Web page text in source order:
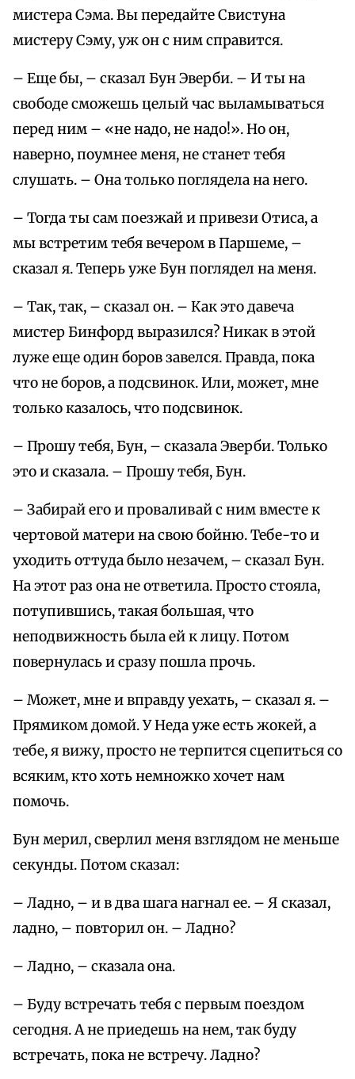
мистера Сэма. Вы передайте Свистуна
мистеру Сэму, уж он с ним справится.
– Еще бы, – сказал Бун Эверби. – И ты на
свободе сможешь целый час выламываться
перед ним – «не надо, не надо!». Но он,
наверно, поумнее меня, не станет тебя
слушать. – Она только поглядела на него.
– Тогда ты сам поезжай и привези Отиса, а
мы встретим тебя вечером в Паршеме, –
сказал я. Теперь уже Бун поглядел на меня.
– Так, так, – сказал он. – Как это давеча
мистер Бинфорд выразился? Никак в этой
луже еще один боров завелся. Правда, пока
что не боров, а подсвинок. Или, может, мне
только казалось, что подсвинок.
– Прошу тебя, Бун, – сказала Эверби. Только
это и сказала. – Прошу тебя, Бун.
– Забирай его и проваливай с ним вместе к
чертовой матери на свою бойню. Тебе-то и
уходить оттуда было незачем, – сказал Бун.
На этот раз она не ответила. Просто стояла,
потупившись, такая большая, что
неподвижность была ей к лицу. Потом
повернулась и сразу пошла прочь.
– Может, мне и вправду уехать, – сказал я. –
Прямиком домой. У Неда уже есть жокей, а
тебе, я вижу, просто не терпится сцепиться со
всяким, кто хоть немножко хочет нам
помочь.
Бун мерил, сверлил меня взглядом не меньше
секунды. Потом сказал:
– Ладно, – и в два шага нагнал ее. – Я сказал,
ладно, – повторил он. – Ладно?
– Ладно, – сказала она.
– Буду встречать тебя с первым поездом
сегодня. А не приедешь на нем, так буду
встречать, пока не встречу. Ладно?